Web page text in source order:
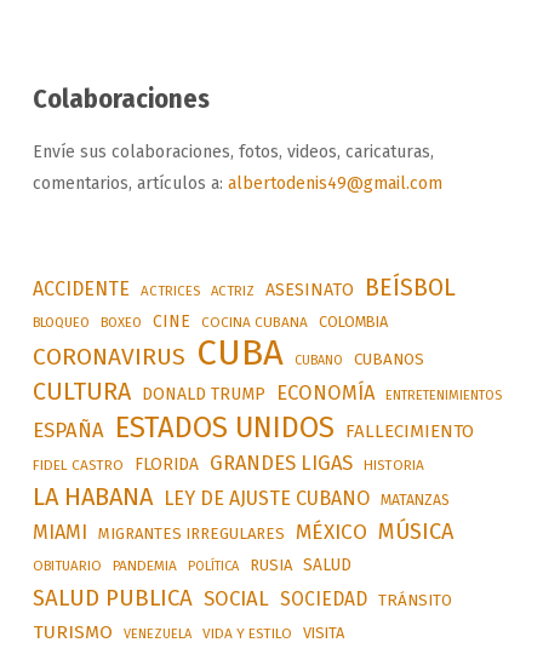
Colaboraciones
Envíe sus colaboraciones, fotos, videos, caricaturas,
comentarios, artículos a: albertodenis49@gmail.com
ACCIDENTE ACTRICES ACTRIZ ASESINATO BEÍSBOL
BLOQUEO BOXEO CINE COCINA CUBANA COLOMBIA
CORONAVIRUS CUBA CUBANO CUBANOS
CULTURA DONALD TRUMP ECONOMÍA ENTRETENIMIENTOS
ESPAÑA ESTADOS UNIDOS FALLECIMIENTO
FIDEL CASTRO FLORIDA GRANDES LIGAS HISTORIA
LA HABANA LEY DE AJUSTE CUBANO MATANZAS
MIAMI MIGRANTES IRREGULARES MÉXICO MÚSICA
OBITUARIO PANDEMIA POLÍTICA RUSIA SALUD
SALUD PUBLICA SOCIAL SOCIEDAD TRÁNSITO
TURISMO VENEZUELA VIDA Y ESTILO VISITA